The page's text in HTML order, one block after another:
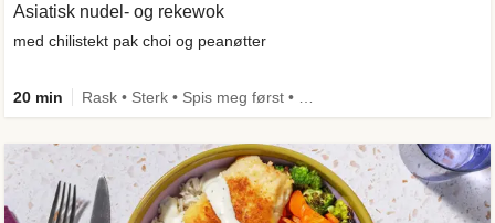
Asiatisk nudel- og rekewok
med chilistekt pak choi og peanøtter
20 min